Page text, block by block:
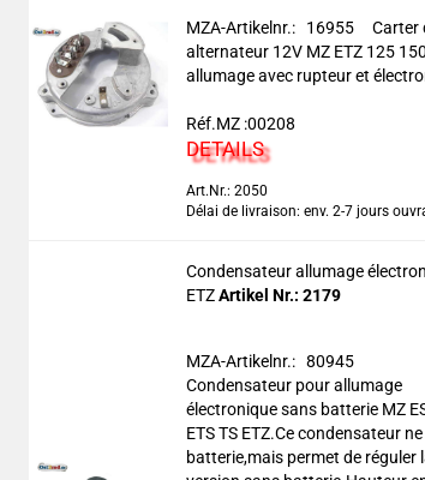
MZA-Artikelnr.: 16955 Carter
alternateur 12V MZ ETZ 125
allumage avec rupteur et
Réf.MZ :00208
DETAILS
Art.Nr.: 2050
Délai de livraison: env. 2-7 jours
Condensateur allumage
ETZArtikel Nr.: 2179
MZA-Artikelnr.: 80945
Condensateur pour allumage
électronique sans batterie MZ
ETS TS ETZ.Ce condensateur
batterie,mais permet de réguler